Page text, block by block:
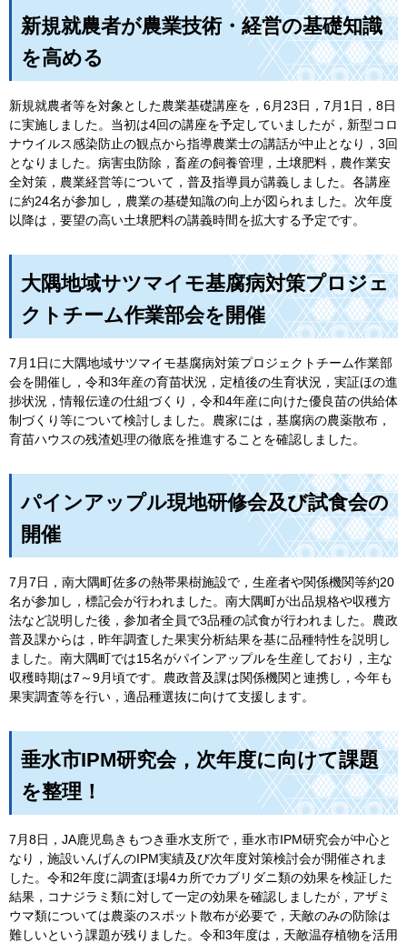
新規就農者が農業技術・経営の基礎知識
を高める
新規就農者等を対象とした農業基礎講座を，6月23日，7月1日，8日
に実施しました。当初は4回の講座を予定していましたが，新型コロ
ナウイルス感染防止の観点から指導農業士の講話が中止となり，3回
となりました。病害虫防除，畜産の飼養管理，土壌肥料，農作業安
全対策，農業経営等について，普及指導員が講義しました。各講座
に約24名が参加し，農業の基礎知識の向上が図られました。次年度
以降は，要望の高い土壌肥料の講義時間を拡大する予定です。
大隅地域サツマイモ基腐病対策プロジェ
クトチーム作業部会を開催
7月1日に大隅地域サツマイモ基腐病対策プロジェクトチーム作業部
会を開催し，令和3年産の育苗状況，定植後の生育状況，実証ほの進
捗状況，情報伝達の仕組づくり，令和4年産に向けた優良苗の供給体
制づくり等について検討しました。農家には，基腐病の農薬散布，
育苗ハウスの残渣処理の徹底を推進することを確認しました。
パインアップル現地研修会及び試食会の
開催
7月7日，南大隅町佐多の熱帯果樹施設で，生産者や関係機関等約20
名が参加し，標記会が行われました。南大隅町が出品規格や収穫方
法など説明した後，参加者全員で3品種の試食が行われました。農政
普及課からは，昨年調査した果実分析結果を基に品種特性を説明し
ました。南大隅町では15名がパインアップルを生産しており，主な
収穫時期は7～9月頃です。農政普及課は関係機関と連携し，今年も
果実調査等を行い，適品種選抜に向けて支援します。
垂水市IPM研究会，次年度に向けて課題
を整理！
7月8日，JA鹿児島きもつき垂水支所で，垂水市IPM研究会が中心と
なり，施設いんげんのIPM実績及び次年度対策検討会が開催されま
した。令和2年度に調査ほ場4カ所でカブリダニ類の効果を検証した
結果，コナジラミ類に対して一定の効果を確認しましたが，アザミ
ウマ類については農薬のスポット散布が必要で，天敵のみの防除は
難しいという課題が残りました。令和3年度は，天敵温存植物を活用